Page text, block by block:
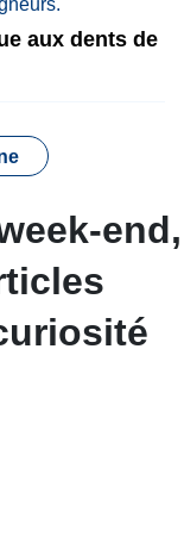
aux dents de
end,